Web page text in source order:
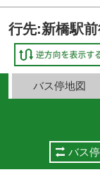
行先:新橋駅
バス停地図
バス